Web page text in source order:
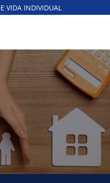
VIDA INDIVIDUAL